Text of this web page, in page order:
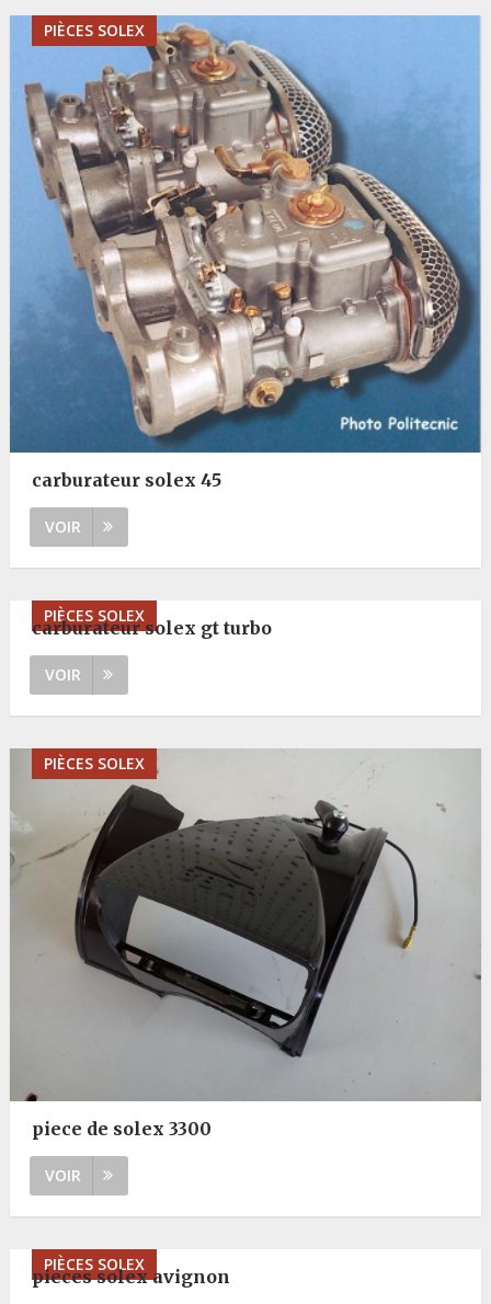
PIÈCES SOLEX
carburateur solex 45
VOIR
PIÈCES SOLEX
carburateur solex gt turbo
VOIR
PIÈCES SOLEX
piece de solex 3300
VOIR
PIÈCES SOLEX
pieces solex avignon